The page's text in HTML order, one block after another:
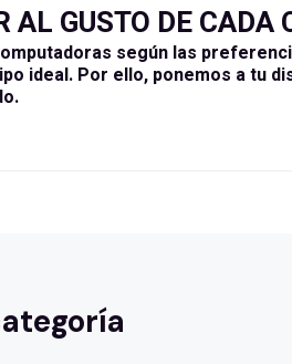
GUSTO DE CADA
según las
ideal. Por ello, ponemos a tu